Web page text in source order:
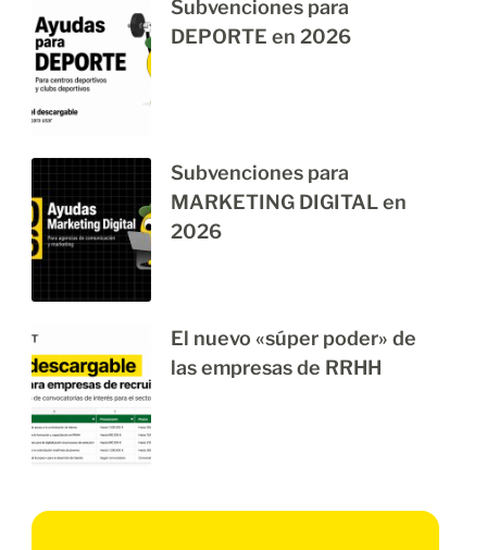
Subvenciones para
DEPORTE en 2026
Subvenciones para
MARKETING DIGITAL en
2026
El nuevo «súper poder» de
las empresas de RRHH